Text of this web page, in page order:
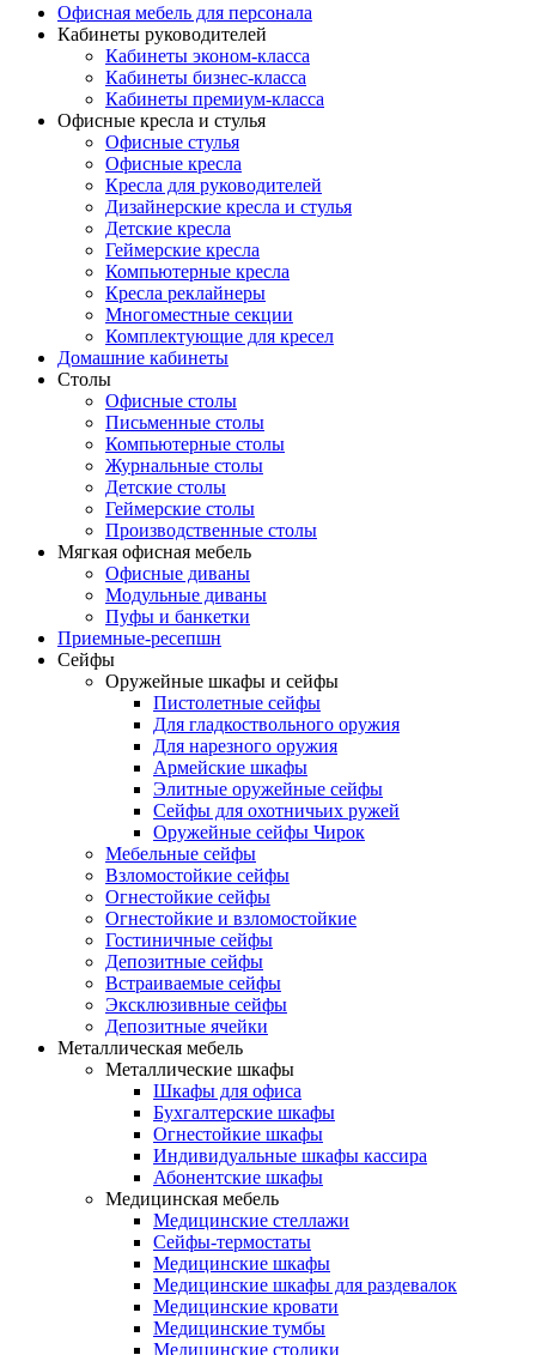
Офисная мебель для персонала
Кабинеты руководителей
Кабинеты эконом-класса
Кабинеты бизнес-класса
Кабинеты премиум-класса
Офисные кресла и стулья
Офисные стулья
Офисные кресла
Кресла для руководителей
Дизайнерские кресла и стулья
Детские кресла
Геймерские кресла
Компьютерные кресла
Кресла реклайнеры
Многоместные секции
Комплектующие для кресел
Домашние кабинеты
Столы
Офисные столы
Письменные столы
Компьютерные столы
Журнальные столы
Детские столы
Геймерские столы
Производственные столы
Мягкая офисная мебель
Офисные диваны
Модульные диваны
Пуфы и банкетки
Приемные-ресепшн
Сейфы
Оружейные шкафы и сейфы
Пистолетные сейфы
Для гладкоствольного оружия
Для нарезного оружия
Армейские шкафы
Элитные оружейные сейфы
Сейфы для охотничьих ружей
Оружейные сейфы Чирок
Мебельные сейфы
Взломостойкие сейфы
Огнестойкие сейфы
Огнестойкие и взломостойкие
Гостиничные сейфы
Депозитные сейфы
Встраиваемые сейфы
Эксклюзивные сейфы
Депозитные ячейки
Металлическая мебель
Металлические шкафы
Шкафы для офиса
Бухгалтерские шкафы
Огнестойкие шкафы
Индивидуальные шкафы кассира
Абонентские шкафы
Медицинская мебель
Медицинские стеллажи
Сейфы-термостаты
Медицинские шкафы
Медицинские шкафы для раздевалок
Медицинские кровати
Медицинские тумбы
Медицинские столики